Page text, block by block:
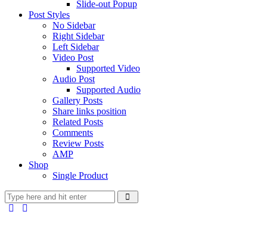
Slide-out Popup
Post Styles
No Sidebar
Right Sidebar
Left Sidebar
Video Post
Supported Video
Audio Post
Supported Audio
Gallery Posts
Share links position
Related Posts
Comments
Review Posts
AMP
Shop
Single Product